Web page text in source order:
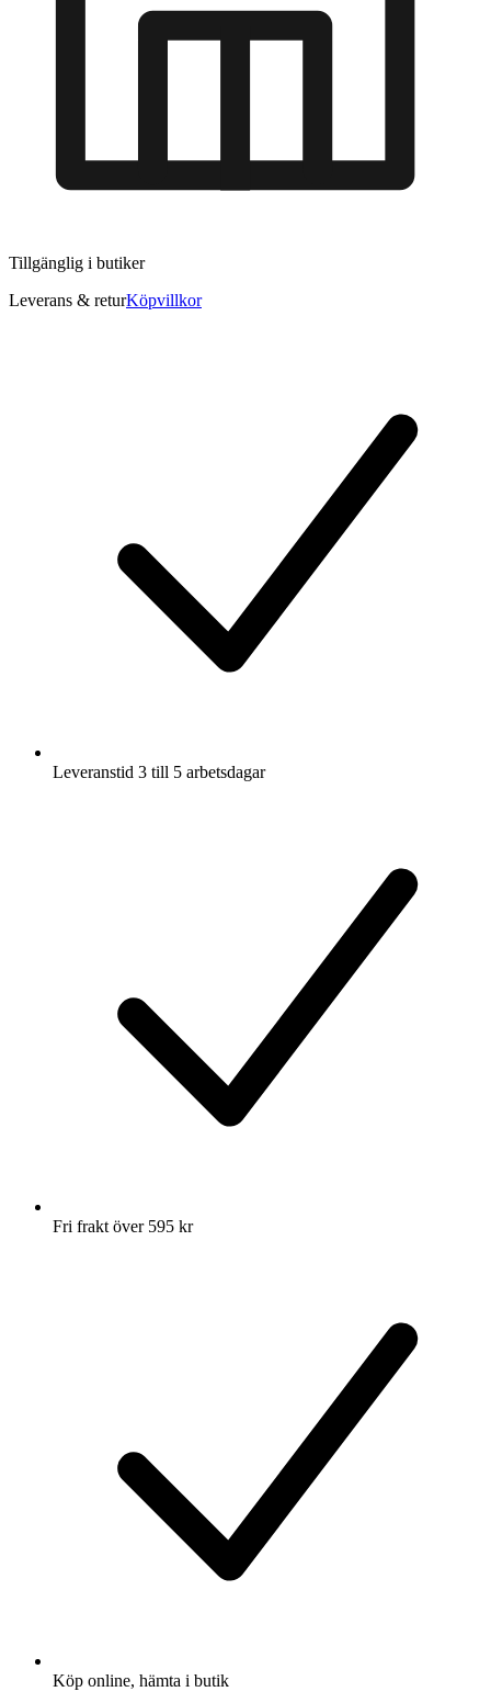
Tillgänglig i butiker
Leverans & returKöpvillkor
Leveranstid 3 till 5 arbetsdagar
Fri frakt över 595 kr
Köp online, hämta i butik